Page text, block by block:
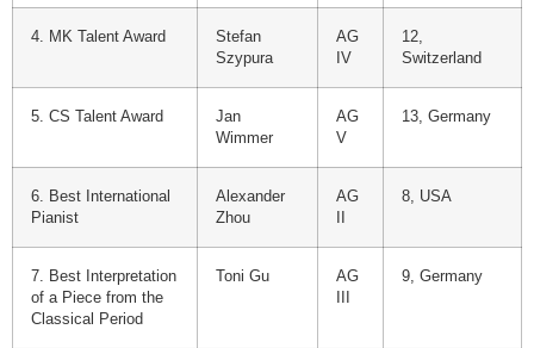
4. MK Talent Award
Stefan
Szypura
AG
IV
12,
Switzerland
5. CS Talent Award
Jan
Wimmer
AG
V
13, Germany
6. Best International
Pianist
Alexander
Zhou
AG
8, USA
7. Best Interpretation
of a Piece from the
Classical Period
Toni Gu
AG
9, Germany